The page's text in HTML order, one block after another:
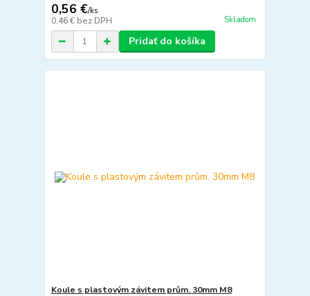
0,56 €/ks
0,46 € bez DPH Skladom
Pridať do košíka
Koule s plastovým závitem prům. 30mm M8